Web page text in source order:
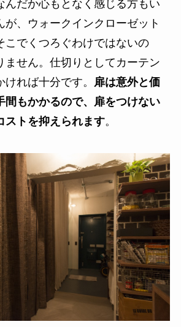
んだか心もとなく感じる方もい
、
ウォークインクローゼット
こでくつろぐわけではないの
ません。仕切りとしてカーテン
れば十分です。
扉は意外と価
間もかかるので、扉をつけない
ストを抑えられます。